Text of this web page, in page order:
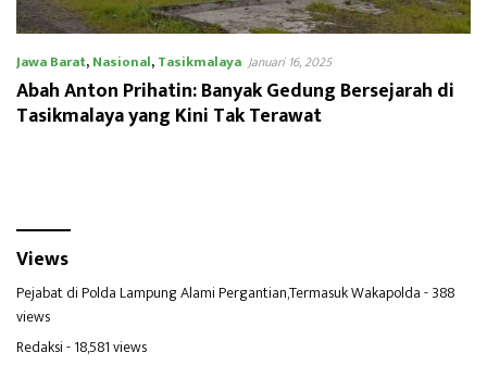
Jawa Barat,Nasional,Tasikmalaya Januari 16, 2025
Abah Anton Prihatin: Banyak Gedung Bersejarah di
Tasikmalaya yang Kini Tak Terawat
Views
Pejabat di Polda Lampung Alami Pergantian,Termasuk Wakapolda- 388
views
Redaksi- 18,581 views